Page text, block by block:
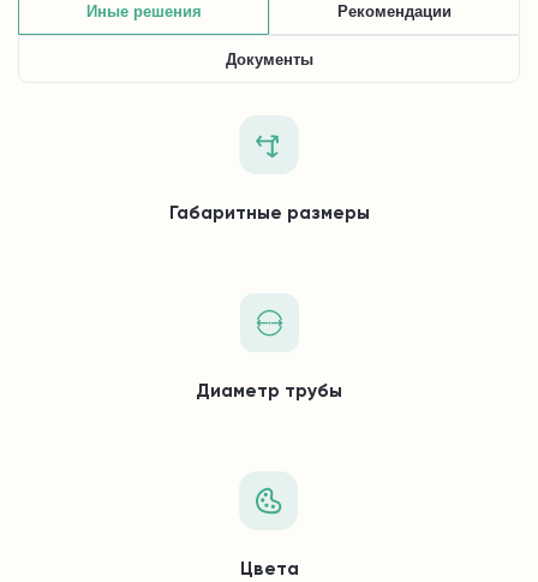
Иные решения Рекомендации
Документы
Габаритные размеры
Диаметр трубы
Цвета